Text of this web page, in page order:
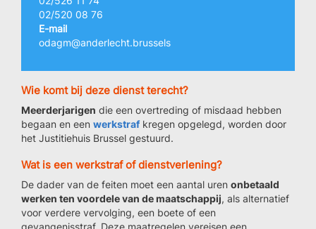
02/520 08 76
E-mail
odagm@anderlecht.brussels
Wie komt bij deze dienst terecht?
Meerderjarigen die een overtreding of misdaad hebben
begaan en een werkstrafkregen opgelegd, worden door
het Justitiehuis Brussel gestuurd.
Wat is een werkstraf of dienstverlening?
De dader van de feiten moet een aantal uren onbetaald
werken ten voordele van de maatschappij, als alternatief
voor verdere vervolging, een boete of een
gevangenisstraf. Deze maatregelen vereisen een